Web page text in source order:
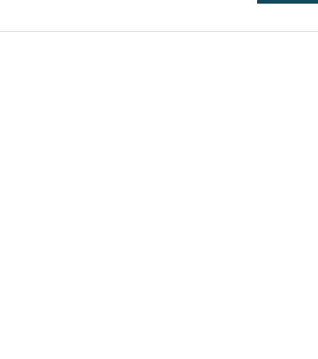
Énergie solaire : l’Afrique passe de la pénurie à